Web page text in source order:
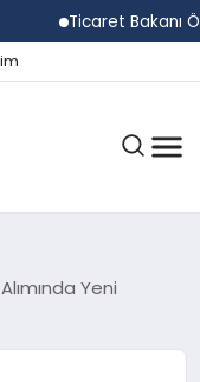
Ticaret Bakanı
Yeni